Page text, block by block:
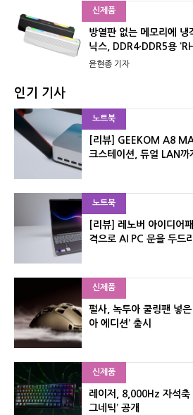
신제품
방열판 없는 메모리에
닉스, DDR4·DDR5용
윤현종 기자
인기 기사
노트북
[리뷰] GEEKOM A8
크스테이션, 듀얼 LAN까
노트북
[리뷰] 레노버 아이디어
격으로 AI PC 문을 두드
신제품
펄사, 녹투아 쿨링팬 넣
아 에디션’ 출시
신제품
레이저, 8,000Hz 자석축
그네틱’ 공개